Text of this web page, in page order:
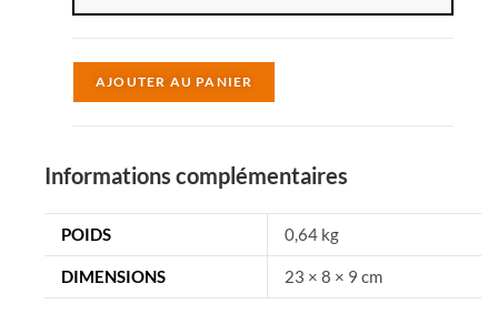
AJOUTER AU PANIER
a
Informations complémentaires
POIDS 0,64 kg
DIMENSIONS 23 × 8 × 9 cm